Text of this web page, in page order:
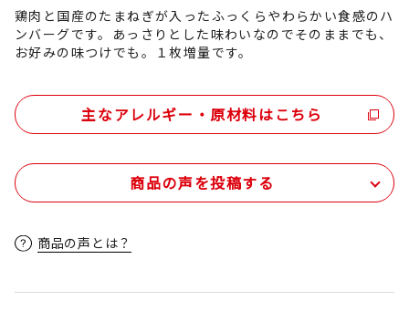
鶏肉と国産のたまねぎが入ったふっくらやわらかい食感のハ
ンバーグです。あっさりとした味わいなのでそのままでも、
お好みの味つけでも。１枚増量です。
主なアレルギー・原材料はこちら
商品の声を投稿する
商品の声とは？